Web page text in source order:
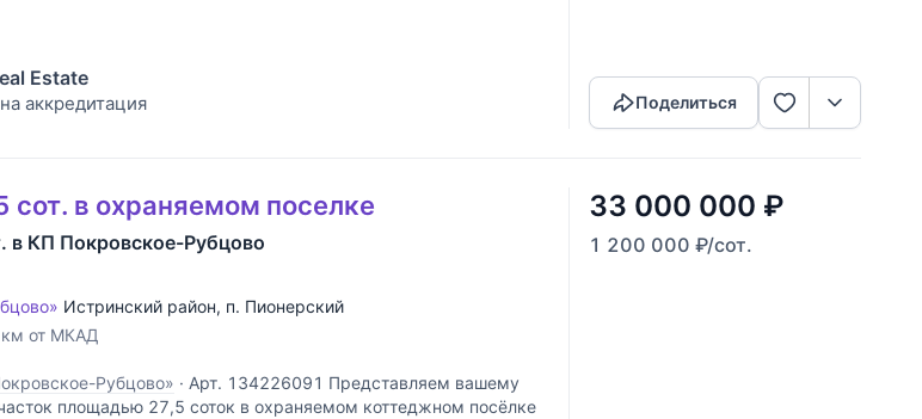
Estate
аккредитация Поделиться
сот. в охраняемом поселке
в КП Покровское-Рубцово
Истринский район, п. Пионерский
от МКАД
Рубцово» · Арт. 134226091 Представляем вашему
площадью 27,5 соток в охраняемом коттеджном посёлке
33 000 000 ₽
1 200 000 ₽/сот.